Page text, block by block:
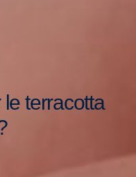
terracotta